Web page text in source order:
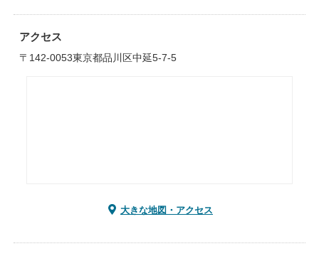
アクセス
〒142-0053東京都品川区中延5-7-5
大きな地図・アクセス